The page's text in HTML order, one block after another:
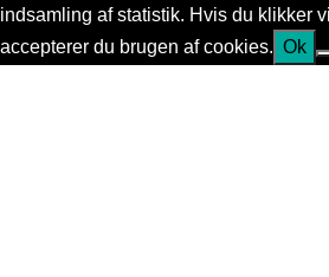
indsamling af statistik. Hvis du klikker
accepterer du brugen af cookies. Ok